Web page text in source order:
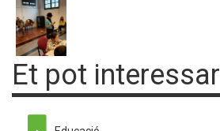
Et pot interessar